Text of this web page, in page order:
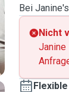
Bei
Nicht
Janine